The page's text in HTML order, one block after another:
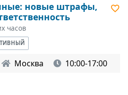
новые штрафы,
часов
Москва 10:00-17:00